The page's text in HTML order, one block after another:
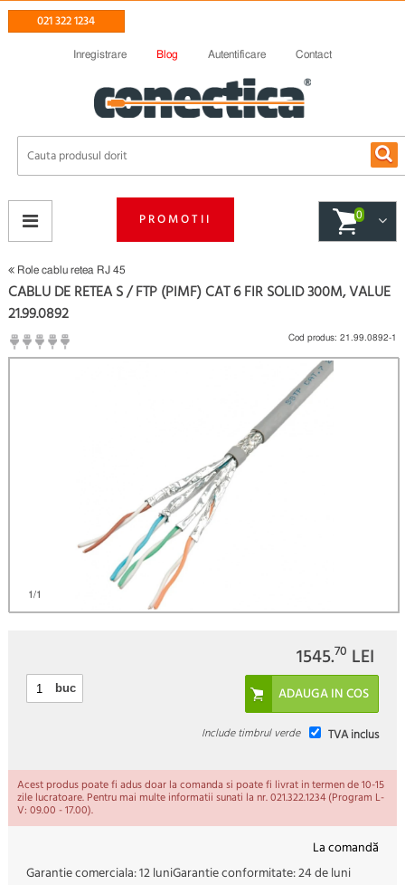
021 322 1234
Inregistrare Blog Autentificare Contact
PROMOTII 0
Role cablu retea RJ 45
1/1
CABLU DE RETEA S / FTP (PIMF) CAT 6 FIR SOLID 300M, VALUE
21.99.0892
(
Cod produs: 21.99.0892-1
1545.70 LEI
buc
TVA inclus
Include timbrul verde
Acest produs poate fi adus doar la comanda si poate fi livrat in termen de 10-15
zile lucratoare. Pentru mai multe informatii sunati la nr. 021.322.1234 (Program L-
V: 09.00 - 17.00).
La comandă
Garantie comerciala:12 luniGarantie conformitate:24 de luni